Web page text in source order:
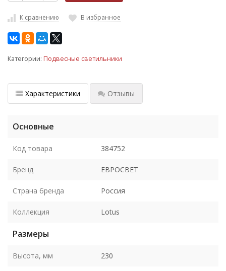
К сравнению В избранное
Категории: Подвесные светильники
Характеристики Отзывы
Основные
Код товара 384752
Бренд ЕВРОСВЕТ
Страна бренда Россия
Коллекция Lotus
Размеры
Высота, мм 230